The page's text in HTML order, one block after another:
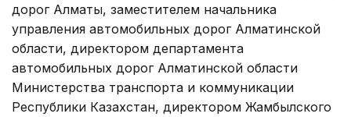
дорог Алматы, заместителем начальника
управления автомобильных дорог Алматинской
области, директором департамента
автомобильных дорог Алматинской области
Министерства транспорта и коммуникации
Республики Казахстан, директором Жамбылского